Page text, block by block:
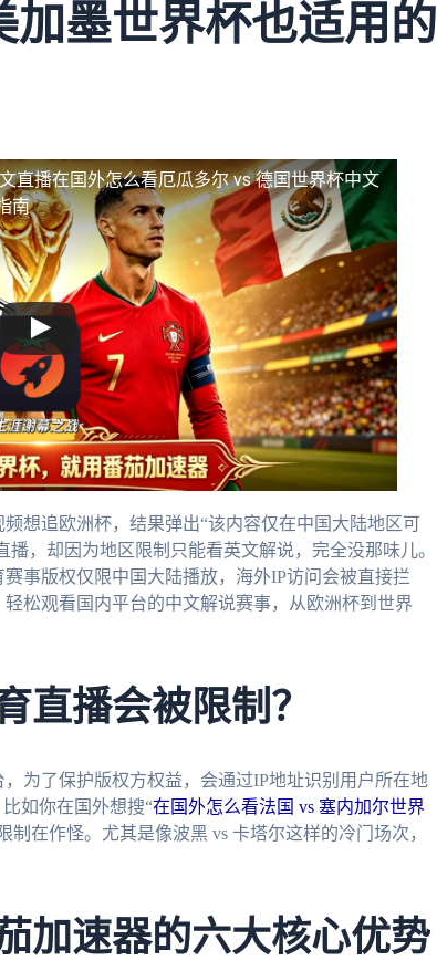
加墨世界杯也适用的
直播在国外怎么看厄瓜多尔 vs 德国世界杯中文
南
想追欧洲杯，结果弹出“该内容仅在中国大陆地区可
，却因为地区限制只能看英文解说，完全没那味儿。
事版权仅限中国大陆播放，海外IP访问会被直接拦
松观看国内平台的中文解说赛事，从欧洲杯到世界
直播会被限制？
为了保护版权方权益，会通过IP地址识别用户所在地
如你在国外想搜“在国外怎么看法国 vs 塞内加尔世界
在作怪。尤其是像波黑 vs 卡塔尔这样的冷门场次，
加速器的六大核心优势